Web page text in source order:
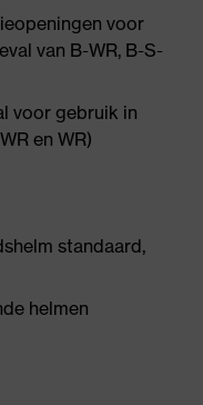
voor
van B-WR, B-S-
voor gebruik in
en WR)
standaard,
helmen